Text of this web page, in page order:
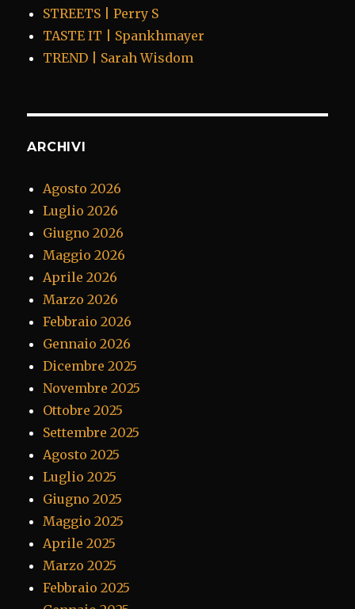
STREETS | Perry S
TASTE IT | Spankhmayer
TREND | Sarah Wisdom
ARCHIVI
Agosto 2026
Luglio 2026
Giugno 2026
Maggio 2026
Aprile 2026
Marzo 2026
Febbraio 2026
Gennaio 2026
Dicembre 2025
Novembre 2025
Ottobre 2025
Settembre 2025
Agosto 2025
Luglio 2025
Giugno 2025
Maggio 2025
Aprile 2025
Marzo 2025
Febbraio 2025